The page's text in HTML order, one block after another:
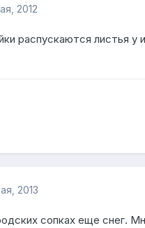
2012
распускаются листья у
2013
сопках еще снег.